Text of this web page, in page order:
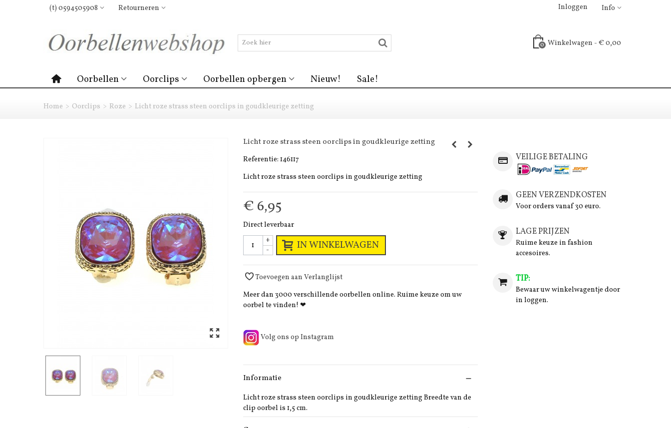
(t) 0594505908 Retourneren Info
Inloggen
0 Winkelwagen - € 0,00
Oorbellen Oorclips Oorbellen opbergen Nieuw! Sale!
Home > Oorclips > Roze > Licht roze strass steen oorclips in goudkleurige zetting
Licht roze strass steen oorclips in goudkleurige zetting
Referentie: 146117
Licht roze strass steen oorclips in goudkleurige zetting
€ 6,95
Direct leverbaar
-
+ IN WINKELWAGEN
Toevoegen aan Verlanglijst
Meer dan 3000 verschillende oorbellen online. Ruime keuze om uw
oorbel te vinden! ❤
Volg ons op Instagram
Informatie
Licht roze strass steen oorclips in goudkleurige zetting Breedte van de
clip oorbel is 1,5 cm.
VEILIGE BETALING
GEEN VERZENDKOSTEN
Voor orders vanaf 30 euro.
LAGE PRIJZEN
Ruime keuze in fashion
accesoires.
TIP:
Bewaar uw winkelwagentje door
in loggen.